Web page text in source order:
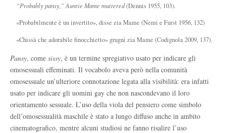
“Probably pansy,” Auntie Mame muttered(Dennis 1955, 103).
«Probabilmente è un invertito», disse zia Mame (Nemi e Furst 1956, 132)
«Chissà che adorabile finocchietto» grugnì zia Mame (Codignola 2009, 137).
Pansy, come sissy, è un termine spregiativo usato per indicare gli
omosessuali effeminati. Il vocabolo aveva però nella comunità
omosessuale un’ulteriore connotazione legata alla visibilità: era infatti
usato per indicare gli uomini gay che non nascondevano il loro
orientamento sessuale. L’uso della viola del pensiero come simbolo
dell’omosessualità maschile è stato a lungo diffuso anche in ambito
cinematografico, mentre alcuni studiosi ne fanno risalire l’uso